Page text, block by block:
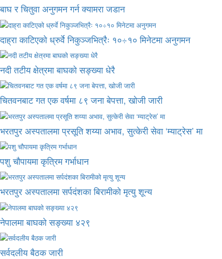
बाघ र चितुवा अनुगमन गर्न क्यामरा जडान
दाह्रा काटिएको ध्रुर्वे निकुञ्जभित्रैः १०÷१० मिनेटमा अनुगमन
नदी तटीय क्षेत्रमा बाघको सङ्ख्या धेरै
चितवनबाट गत एक वर्षमा ८९ जना बेपत्ता, खोजी जारी
भरतपुर अस्पतालमा प्रसूति शय्या अभाव, सुत्केरी सेवा ‘म्याट्रेस’ मा
पशु चौपायमा कृत्रिम गर्भाधान
भरतपुर अस्पतालमा सर्पदंशका बिरामीको मृत्यु शून्य
नेपालमा बाघको सङ्ख्या ४२९
सर्वदलीय बैठक जारी